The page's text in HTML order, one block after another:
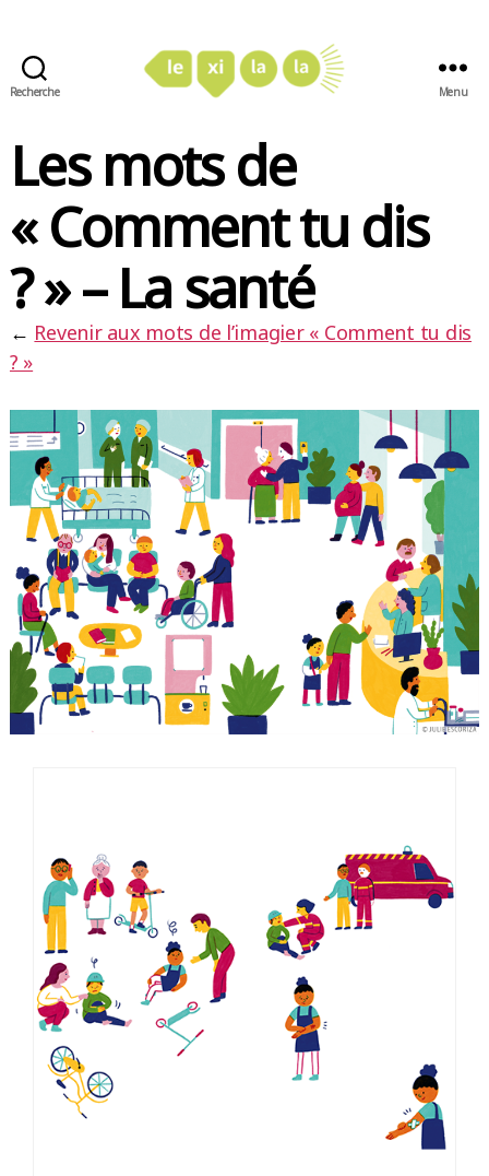
Recherche Menu
Les mots de
« Comment tu dis
? » – La santé
← Revenir aux mots de l’imagier « Comment tu dis
? »